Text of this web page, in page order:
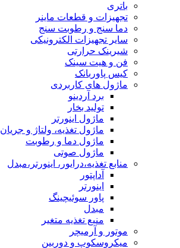
باتری
تجهیزات و قطعات ماینر
دما سنج و رطوبت سنج
سایر تجهیزات الکترونیکی
شیرینک حرارتی
فن و هیت سینک
کیس پاوربانک
ماژول های کاربردی
برد آردینو
تولید بخار
ماژول اینورتر
ماژول تغذیه، ولتاژ و جریان
ماژول دما و رطوبت
ماژول صوتی
منابع تغذیه،درایور، اینورتر،مبدل
آداپتور
اینورتر
پاور سوئیچینگ
مبدل
منبع تغذیه متغیر
موتور و آرمیچر
میکروسکوپ و دوربین